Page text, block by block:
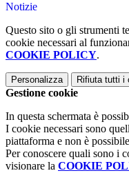
Notizie
Questo sito o gli strumenti
cookie necessari al
COOKIE POLICY.
Personalizza Rifiuta tutti i
Gestione cookie
In questa schermata è
I cookie necessari sono
piattaforma e non è
Per conoscere quali sono i
visionare la COOKIE